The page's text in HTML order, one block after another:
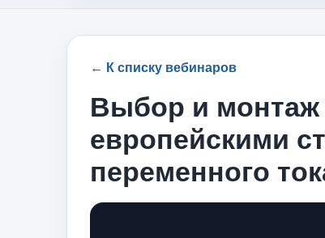
← К списку вебинаров
Выбор и монтаж
европейскими
переменного